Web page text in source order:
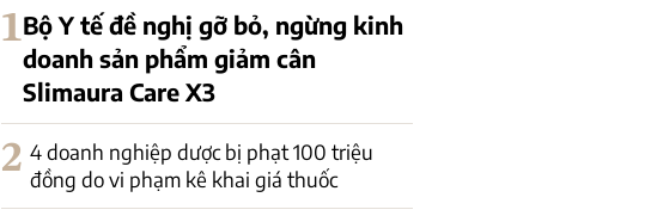
1Bộ Y tế đề nghị gỡ bỏ, ngừng kinh
doanh sản phẩm giảm cân
Slimaura Care X3
2 4 doanh nghiệp dược bị phạt 100 triệu
đồng do vi phạm kê khai giá thuốc